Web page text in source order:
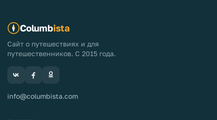
Columbista
Сайт о путешествиях и для
путешественников. С 2015 года.
info@columbista.com